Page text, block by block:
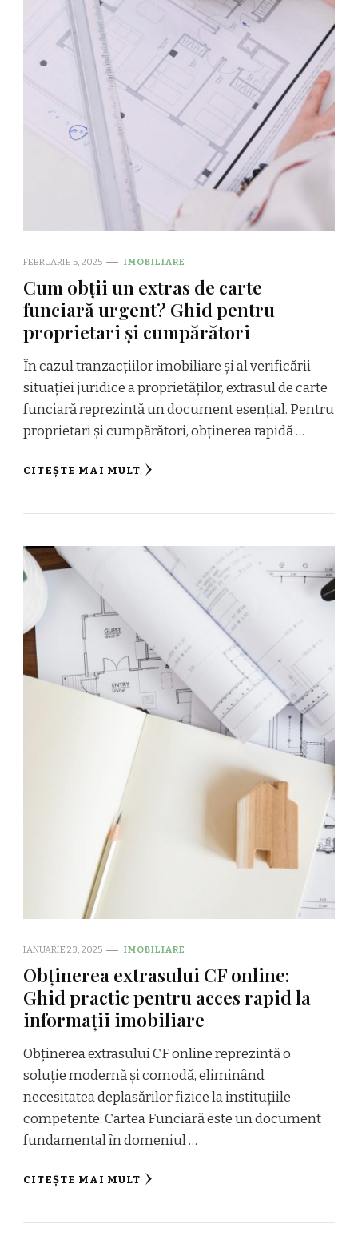
FEBRUARIE 5, 2025 IMOBILIARE
Cum obții un extras de carte
funciară urgent? Ghid pentru
proprietari și cumpărători
În cazul tranzacțiilor imobiliare și al verificării
situației juridice a proprietăților, extrasul de carte
funciară reprezintă un document esențial. Pentru
proprietari și cumpărători, obținerea rapidă …
CITEȘTE MAI MULT
IANUARIE 23, 2025 IMOBILIARE
Obținerea extrasului CF online:
Ghid practic pentru acces rapid la
informații imobiliare
Obținerea extrasului CF online reprezintă o
soluție modernă și comodă, eliminând
necesitatea deplasărilor fizice la instituțiile
competente. Cartea Funciară este un document
fundamental în domeniul …
CITEȘTE MAI MULT